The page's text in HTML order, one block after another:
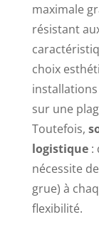
maximale
résistant
choix
sur une
Toutefois,
logistique:
nécessite
grue) à
flexibilité.